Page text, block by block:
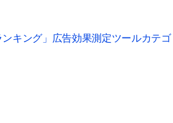
キング」広告効果測定ツールカテ